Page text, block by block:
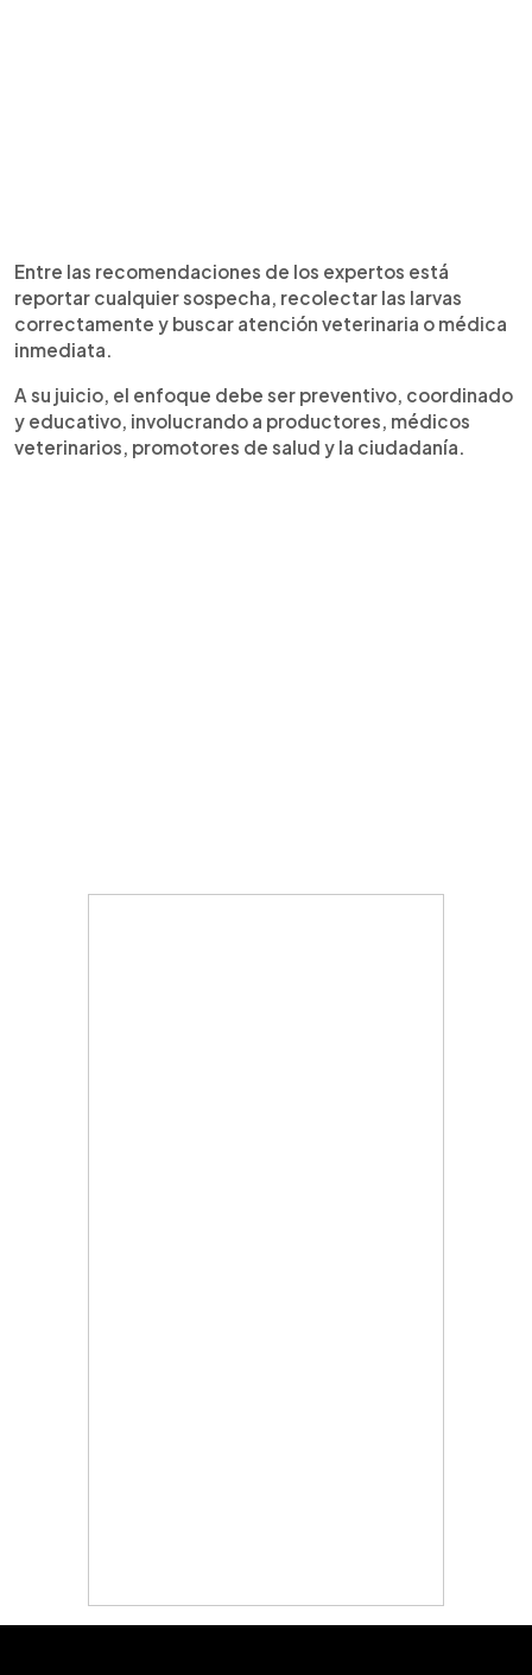
Entre las recomendaciones de los expertos está
reportar cualquier sospecha, recolectar las larvas
correctamente y buscar atención veterinaria o médica
inmediata.
A su juicio, el enfoque debe ser preventivo, coordinado
y educativo, involucrando a productores, médicos
veterinarios, promotores de salud y la ciudadanía.